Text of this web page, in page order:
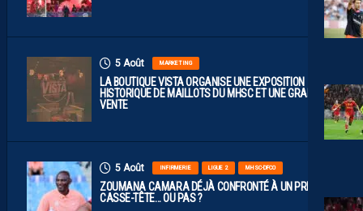
5 Août MARKETING
LA BOUTIQUE VISTA ORGANISE UNE EXPOSITION
HISTORIQUE DE MAILLOTS DU MHSC ET UNE GRANDE
VENTE
5 Août INFIRMERIE LIGUE 2 MHSC-DFCO
ZOUMANA CAMARA DÉJÀ CONFRONTÉ À UN PREMIER
CASSE-TÊTE… OU PAS ?